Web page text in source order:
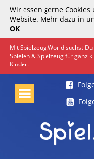
Wir essen gerne
Website. Mehr dazu in
OK
Mit Spielzeug.World suchst
Spielen & Spielzeug für ganz
Kinder.